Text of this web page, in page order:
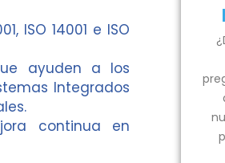
ISO 14001 e ISO
ayuden a los
Integrados
continua en